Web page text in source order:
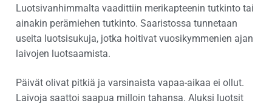
Luotsivanhimmalta vaadittiin merikapteenin tutkinto tai
ainakin perämiehen tutkinto. Saaristossa tunnetaan
useita luotsisukuja, jotka hoitivat vuosikymmenien ajan
laivojen luotsaamista.
Päivät olivat pitkiä ja varsinaista vapaa-aikaa ei ollut.
Laivoja saattoi saapua milloin tahansa. Aluksi luotsit